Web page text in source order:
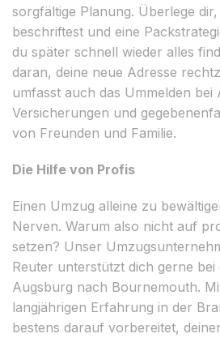
sorgfältige Planung. Überlege
beschriftest und eine
du später schnell wieder alles
daran, deine neue Adresse
umfasst auch das Ummelden bei
Versicherungen und
von Freunden und Familie.
Die Hilfe von Profis
Einen Umzug alleine zu
Nerven. Warum also nicht auf
setzen? Unser
Reuter unterstützt dich gerne
Augsburg nach Bournemouth.
langjährigen Erfahrung in der
bestens darauf vorbereitet,